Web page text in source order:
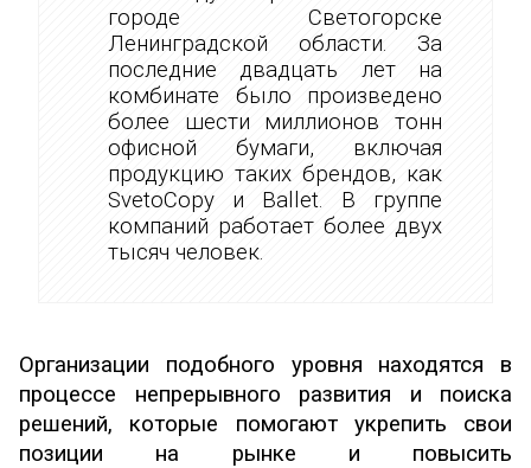
городе Светогорске
Ленинградской области. За
последние двадцать лет на
комбинате было произведено
более шести миллионов тонн
офисной бумаги, включая
продукцию таких брендов, как
SvetoCopy и Ballet. В группе
компаний работает более двух
тысяч человек.
Организации подобного уровня находятся в
процессе непрерывного развития и поиска
решений, которые помогают укрепить свои
позиции на рынке и повысить